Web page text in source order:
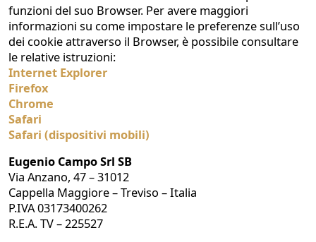
funzioni del suo Browser. Per avere maggiori
informazioni su come impostare le preferenze sull’uso
dei cookie attraverso il Browser, è possibile consultare
le relative istruzioni:
Internet Explorer
Firefox
Chrome
Safari
Safari (dispositivi mobili)
Eugenio Campo Srl SB
Via Anzano, 47 – 31012
Cappella Maggiore – Treviso – Italia
P.IVA 03173400262
R.E.A. TV – 225527